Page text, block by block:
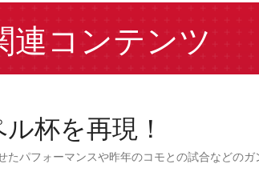
連コンテンツ
杯を再現！
たパフォーマンスや昨年のコモとの試合などのガ